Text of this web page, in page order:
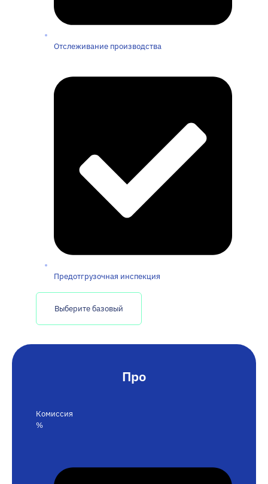
Отслеживание производства
Предотгрузочная инспекция
Выберите базовый
Про
Комиссия
%